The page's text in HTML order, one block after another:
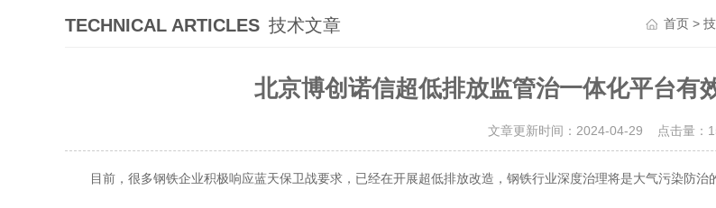
TECHNICAL ARTICLES 技术文章 首页 >
北京博创诺信超低排放监管治一体化平台有
文章更新时间：2024-04-29 点击量：
目前，很多钢铁企业积极响应蓝天保卫战要求，已经在开展超低排放改造，钢铁行业深度治理将是大气污染防治